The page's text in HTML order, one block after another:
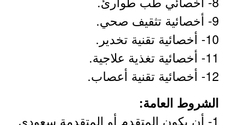
9- أخصائية تثقيف صحي.
10- أخصائية تقنية تخدير.
11- أخصائية تغذية علاجية.
12- أخصائية تقنية أعصاب.
الشروط العامة:
1- أن يكون المتقدم أو المتقدمة سعودي